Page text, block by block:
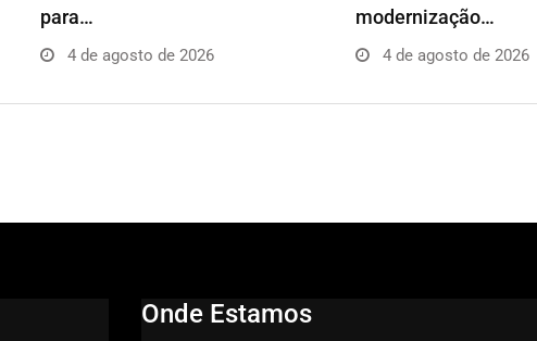
para…
4 de agosto de 2026
modernização…
4 de agosto de 2026
Onde Estamos